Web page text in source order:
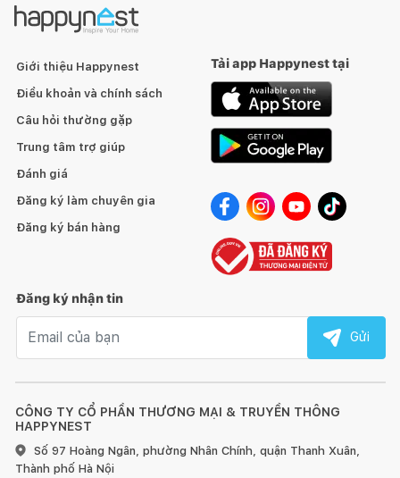
CÔNG TY CỔ PHẦN THƯƠNG MẠI & TRUYỀN THÔNG
HAPPYNEST
Số 97 Hoàng Ngân, phường Nhân Chính, quận Thanh Xuân,
Thành phố Hà Nội
Giới thiệu Happynest
Điều khoản và chính sách
Câu hỏi thường gặp
Trung tâm trợ giúp
Đánh giá
Đăng ký làm chuyên gia
Đăng ký bán hàng
Tải app Happynest tại
Đăng ký nhận tin
Gửi